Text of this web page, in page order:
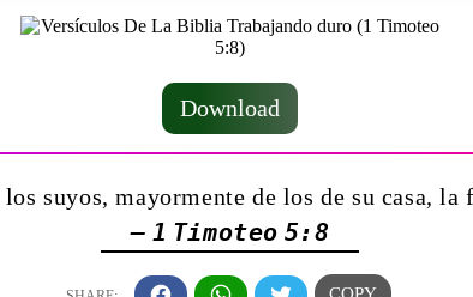
Download
suyos, mayormente de los de su casa,
— 1 Timoteo 5:8